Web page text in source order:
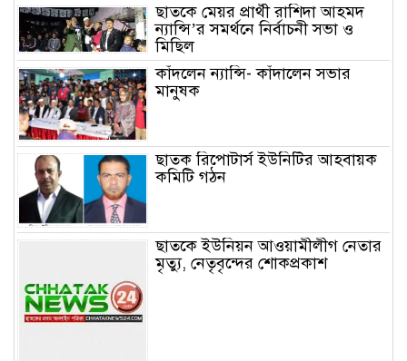
ছাতকে মেয়র প্রার্থী রাশিদা আহমদ
ন্যান্সি’র সমর্থনে নির্বাচনী সভা ও
মিছিল
কাঁদলেন ন্যান্সি- কাঁদালেন সভার
মানুষক
ছাতক রিপোটার্স ইউনিটির আহবায়ক
কমিটি গঠন
ছাতকে ইউনিয়ন আওয়ামীলীগ নেতার
মৃত্যু, নেতৃবৃন্দের শোকপ্রকাশ